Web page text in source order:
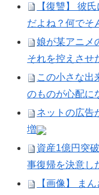
【復讐】 彼
だよね？何でそ
娘が某アニメ
それを控えさせ
この小さな出
のものが心配に
ネットの広告
増
資産1億円突
事復帰を決意し
【画像】 ま